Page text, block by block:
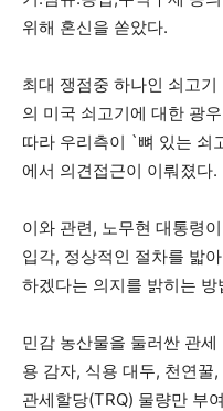
위해 혼신을 쏟았다.
최대 쟁점중 하나인 쇠고
의 미국 쇠고기에 대한 광
따라 우리측이 `뼈 있는 쇠
에서 의견접근이 이뤄졌다.
이와 관련, 노무현 대통령
입각, 정상적인 절차를 밟
하겠다는 의지를 밝히는
민감 농산물을 둘러싼 관
용 감자, 식용 대두, 천연꿀
관세할당(TRQ) 물량만 부